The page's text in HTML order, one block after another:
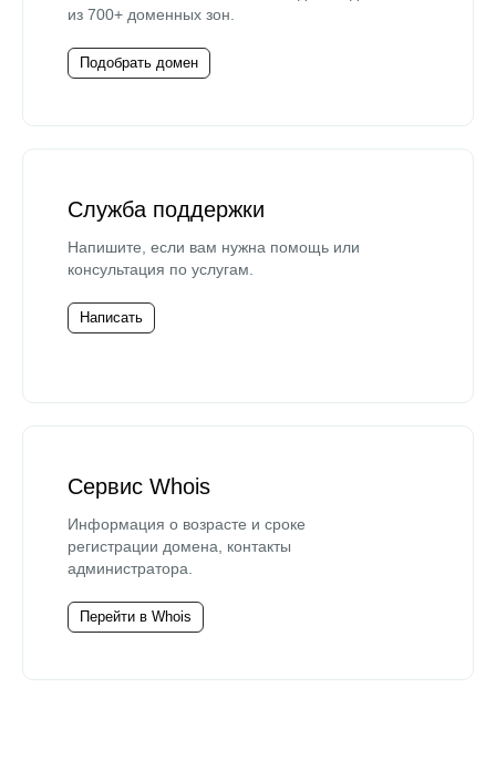
из 700+ доменных зон.
Подобрать домен
Служба поддержки
Напишите, если вам нужна помощь или
консультация по услугам.
Написать
Сервис Whois
Информация о возрасте и сроке
регистрации домена, контакты
администратора.
Перейти в Whois